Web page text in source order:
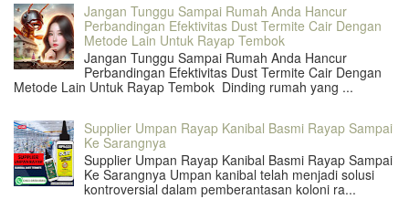
Jangan Tunggu Sampai Rumah Anda Hancur
Perbandingan Efektivitas Dust Termite Cair Dengan
Metode Lain Untuk Rayap Tembok
Jangan Tunggu Sampai Rumah Anda Hancur
Perbandingan Efektivitas Dust Termite Cair Dengan
Metode Lain Untuk Rayap Tembok Dinding rumah yang ...
Supplier Umpan Rayap Kanibal Basmi Rayap Sampai
Ke Sarangnya
Supplier Umpan Rayap Kanibal Basmi Rayap Sampai
Ke Sarangnya Umpan kanibal telah menjadi solusi
kontroversial dalam pemberantasan koloni ra...